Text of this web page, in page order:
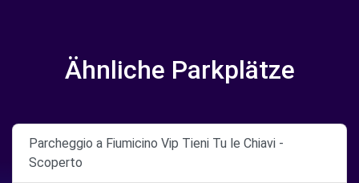
Ähnliche Parkplätze
Parcheggio a Fiumicino Vip Tieni Tu le Chiavi -
Scoperto